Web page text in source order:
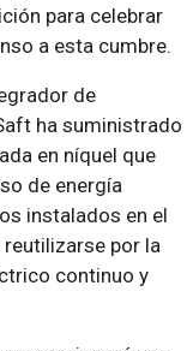
para celebrar
a esta cumbre.
de
ha suministrado
en níquel que
de energía
instalados en el
por la
continuo y